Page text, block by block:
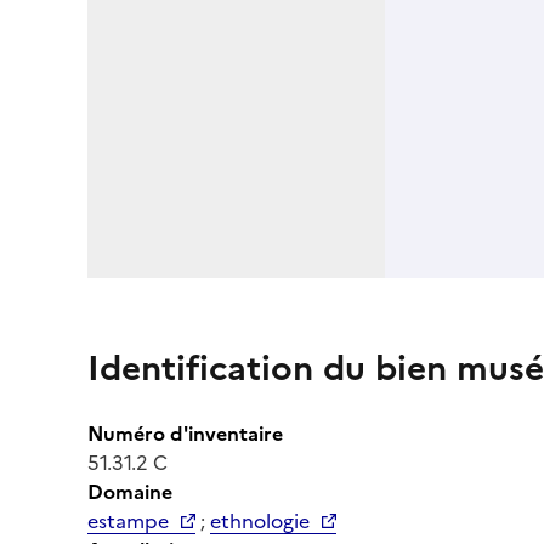
Identification du bien
Numéro d'inventaire
51.31.2 C
Domaine
estampe
;ethnologie